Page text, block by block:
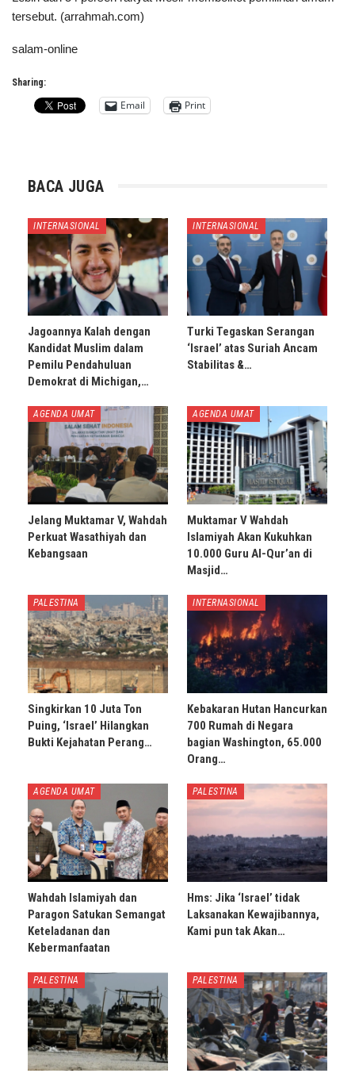
tersebut. (arrahmah.com)
salam-online
Sharing:
Email Print
BACA JUGA
INTERNASIONAL
Jagoannya Kalah dengan
Kandidat Muslim dalam
Pemilu Pendahuluan
Demokrat di Michigan,…
INTERNASIONAL
Turki Tegaskan Serangan
‘Israel’ atas Suriah Ancam
Stabilitas &…
AGENDA UMAT
Jelang Muktamar V, Wahdah
Perkuat Wasathiyah dan
Kebangsaan
AGENDA UMAT
Muktamar V Wahdah
Islamiyah Akan Kukuhkan
10.000 Guru Al-Qur’an di
Masjid…
PALESTINA
Singkirkan 10 Juta Ton
Puing, ‘Israel’ Hilangkan
Bukti Kejahatan Perang…
INTERNASIONAL
Kebakaran Hutan Hancurkan
700 Rumah di Negara
bagian Washington, 65.000
Orang…
AGENDA UMAT
Wahdah Islamiyah dan
Paragon Satukan Semangat
Keteladanan dan
Kebermanfaatan
PALESTINA
Hms: Jika ‘Israel’ tidak
Laksanakan Kewajibannya,
Kami pun tak Akan…
PALESTINA PALESTINA